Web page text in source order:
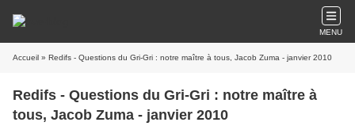
MENU
Accueil » Redifs - Questions du Gri-Gri : notre maître à tous, Jacob Zuma - janvier 2010
Redifs - Questions du Gri-Gri : notre maître à
tous, Jacob Zuma - janvier 2010